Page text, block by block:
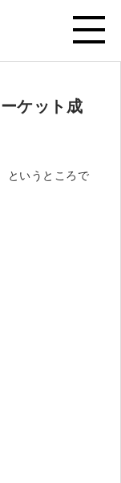
ケット成
というところで